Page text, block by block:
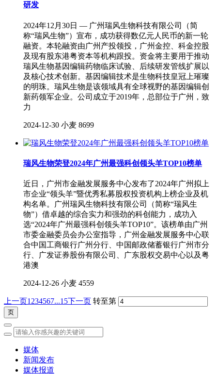
研发
2024年12月30日 — 广州瑞风生物科技有限公司（简
称“瑞风生物”）宣布，成功获得数亿元人民币的新一轮
融资。本轮融资由广州产投领投，广州金控、科金控股
及现有股东港粤资本等机构跟投。资金将主要用于推动
瑞风生物基因编辑药物临床试验、后续研发管线扩展以
及核心技术创新。基因编辑技术是生物科技皇冠上璀璨
的明珠。瑞风生物是该领域具有全球视野的基因编辑创
新药领军企业。公司成立于2019年，总部位于广州，致
力
2024-12-30 小麦 8699
瑞风生物荣登2024年广州最强科创领头羊TOP10榜单
近日，广州市金融发展服务中心发布了2024年广州拟上
市企业“领头羊”暨优秀私募股权投资机构上榜企业及机
构名单。广州瑞风生物科技有限公司（简称“瑞风生
物”）借卓越的综合实力和强劲的科创能力，成功入
选“2024年广州最强科创领头羊TOP10”。该榜单由广州
市委金融委员会办公室指导，广州金融发展服务中心联
合中国工商银行广州分行、中国邮政储蓄银行广州市分
行、广发证券股份有限公司、广东股权交易中心以及粤
港澳
2024-12-26 小麦 4559
上一页1 234567...15下一页 转至第
媒体
新闻发布
媒体报道